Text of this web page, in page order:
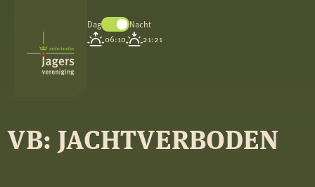
Koninklijke
Nederlandse
Jagersvereniging
Dag
Nacht
06:10
21:21
VB: JACHTVERBODEN